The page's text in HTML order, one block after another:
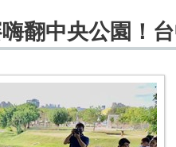
翻中央公園！